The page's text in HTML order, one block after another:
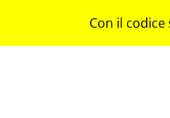
Con il